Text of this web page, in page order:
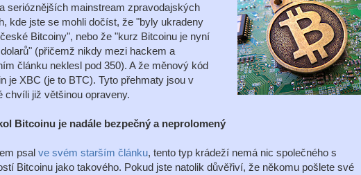
serióznějších mainstream zpravodajských
kde jste se mohli dočíst, že "byly ukradeny
Bitcoiny", nebo že "kurz Bitcoinu je nyní
(přičemž nikdy mezi hackem a
článku neklesl pod 350). A že měnový kód
je XBC (je to BTC). Tyto přehmaty jsou v
chvíli již většinou opraveny.
Bitcoinu je nadále bezpečný a neprolomený
psal ve svém starším článku, tento typ krádeží nemá nic společného s
Bitcoinu jako takového. Pokud jste natolik důvěřiví, že někomu pošlete své